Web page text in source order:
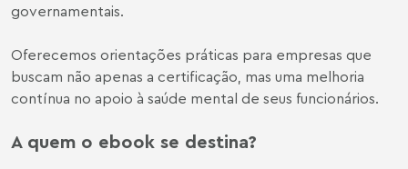
governamentais.
Oferecemos orientações práticas para empresas que
buscam não apenas a certificação, mas uma melhoria
contínua no apoio à saúde mental de seus funcionários.
A quem o ebook se destina?